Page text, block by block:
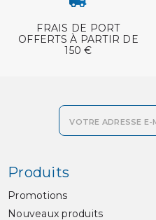
FRAIS DE PORT
OFFERTS À PARTIR DE
150 €
Produits
Promotions
Nouveaux produits